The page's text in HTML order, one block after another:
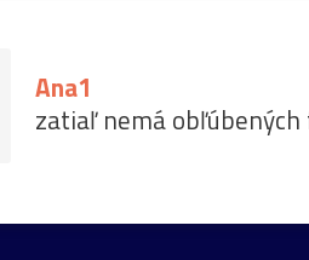
Ana1
zatiaľ nemá